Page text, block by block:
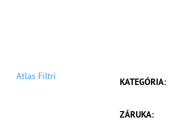
Atlas Filtri
KATEGÓRIA:
ZÁRUKA: